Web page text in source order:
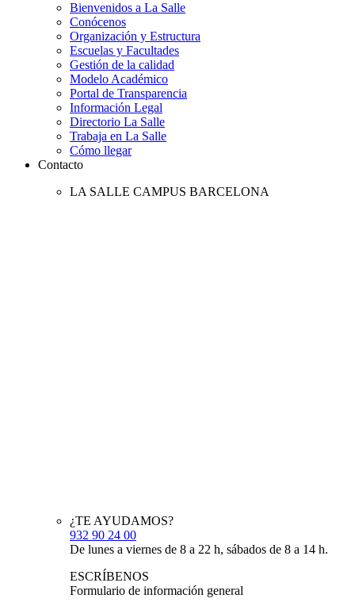
Bienvenidos a La Salle
Conócenos
Organización y Estructura
Escuelas y Facultades
Gestión de la calidad
Modelo Académico
Portal de Transparencia
Información Legal
Directorio La Salle
Trabaja en La Salle
Cómo llegar
Contacto
LA SALLE CAMPUS BARCELONA
¿TE AYUDAMOS?
932 90 24 00
De lunes a viernes de 8 a 22 h, sábados de 8 a 14 h.
ESCRÍBENOS
Formulario de información general